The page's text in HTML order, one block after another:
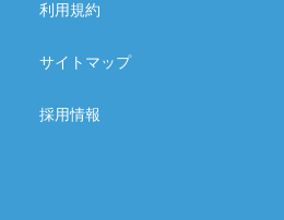
利用規約
サイトマップ
採用情報